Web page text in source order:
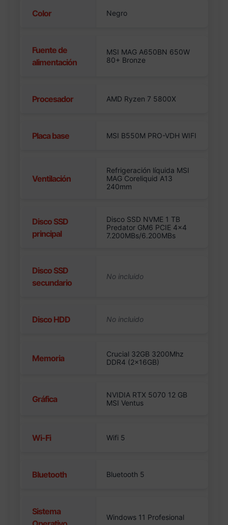
Color Negro
Fuente de
alimentación
MSI MAG A650BN 650W
80+ Bronze
Procesador AMD Ryzen 7 5800X
Placa base MSI B550M PRO-VDH WIFI
Ventilación
Refrigeración líquida MSI
MAG Coreliquid A13
240mm
Disco SSD
principal
Disco SSD NVME 1 TB
Predator GM6 PCIE 4×4
7.200MBs/6.200MBs
Disco SSD
secundario
Disco HDD
Memoria
Crucial 32GB 3200Mhz
DDR4 (2x16GB)
Gráfica
NVIDIA RTX 5070 12 GB
MSI Ventus
Wi-Fi Wifi 5
Bluetooth Bluetooth 5
Sistema
Windows 11 Profesional